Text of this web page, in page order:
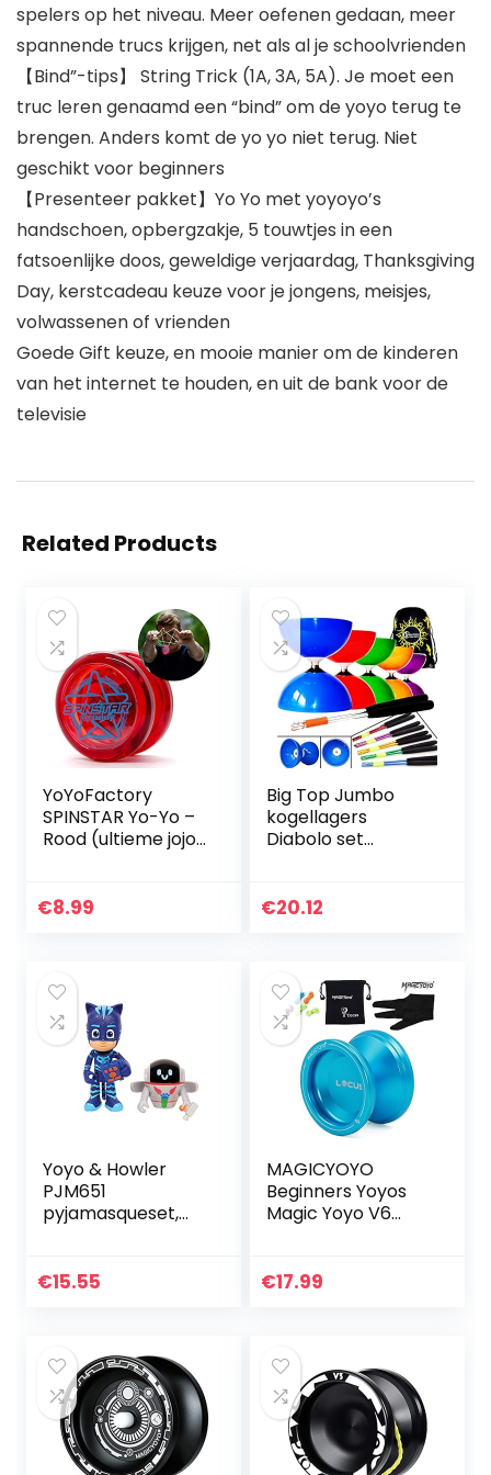
spelers op het niveau. Meer oefenen gedaan, meer
spannende trucs krijgen, net als al je schoolvrienden
【Bind”-tips】 String Trick (1A, 3A, 5A). Je moet een
truc leren genaamd een “bind” om de yoyo terug te
brengen. Anders komt de yo yo niet terug. Niet
geschikt voor beginners
【Presenteer pakket】Yo Yo met yoyoyo’s
handschoen, opbergzakje, 5 touwtjes in een
fatsoenlijke doos, geweldige verjaardag, Thanksgiving
Day, kerstcadeau keuze voor je jongens, meisjes,
volwassenen of vrienden
Goede Gift keuze, en mooie manier om de kinderen
van het internet te houden, en uit de bank voor de
televisie
Related Products
YoYoFactory
SPINSTAR Yo-Yo –
Rood (ultieme jojo
€8.99
Big Top Jumbo
kogellagers
Diabolo set
stokken,
€20.12
Yoyo & Howler
PJM651
pyjamasqueset,
modellen
€15.55
MAGICYOYO
Beginners Yoyos
Magic Yoyo V6
Responsive Yo-yos
€17.99